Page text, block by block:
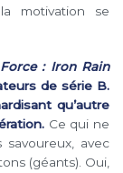
motivation se
: Iron Rain
de série B.
qu’autre
Ce qui ne
avec
(géants). Oui,